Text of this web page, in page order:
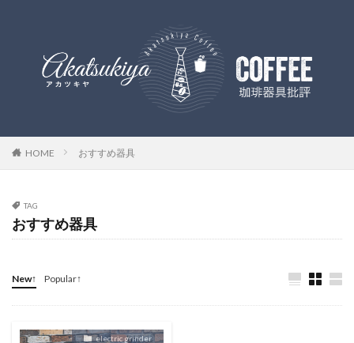
HOME おすすめ器具
TAG
おすすめ器具
New↑ Popular↑
electric grinder